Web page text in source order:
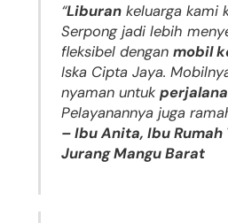
“Liburankeluarga kami
Serpong jadi lebih
fleksibel dengan mobil
Iska Cipta Jaya.
nyaman untuk
Pelayanannya juga
– Ibu Anita, Ibu Rumah
Jurang Mangu Barat